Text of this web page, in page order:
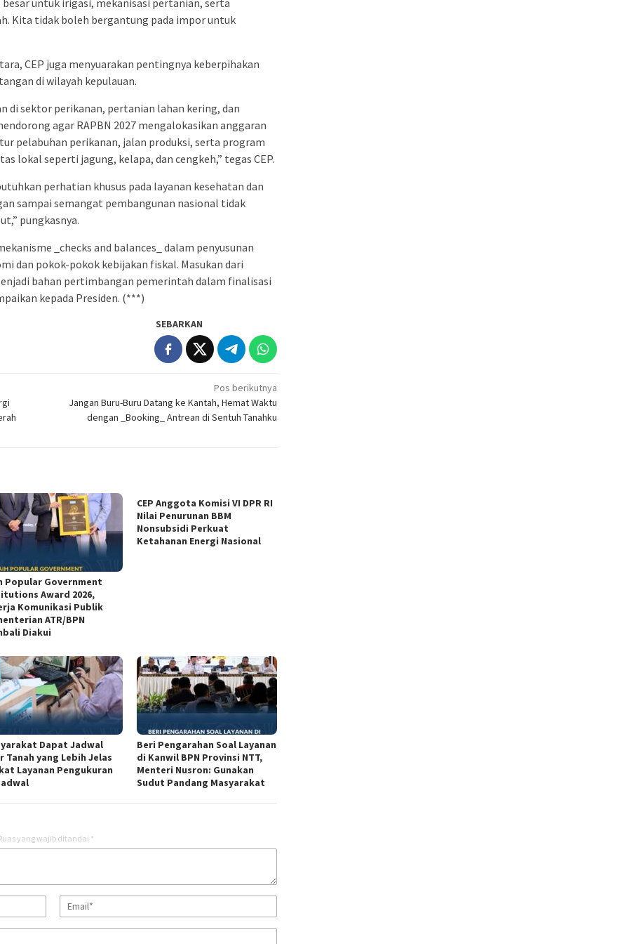
Kita tidak boleh bergantung pada impor untuk
CEP juga menyuarakan pentingnya keberpihakan
di wilayah kepulauan.
di sektor perikanan, pertanian lahan kering, dan
agar RAPBN 2027 mengalokasikan anggaran
pelabuhan perikanan, jalan produksi, serta program
lokal seperti jagung, kelapa, dan cengkeh,” tegas CEP.
perhatian khusus pada layanan kesehatan dan
sampai semangat pembangunan nasional tidak
pungkasnya.
_checks and balances_ dalam penyusunan
dan pokok-pokok kebijakan fiskal. Masukan dari
bahan pertimbangan pemerintah dalam finalisasi
kepada Presiden. (***)
SEBARKAN
Pos berikutnya
Jangan Buru-Buru Datang ke Kantah, Hemat Waktu
dengan _Booking_ Antrean di Sentuh Tanahku
Popular Government
Award 2026,
Komunikasi Publik
ATR/BPN
Diakui
CEP Anggota Komisi VI DPR RI
Nilai Penurunan BBM
Nonsubsidi Perkuat
Ketahanan Energi Nasional
Dapat Jadwal
Tanah yang Lebih Jelas
Layanan Pengukuran
Beri Pengarahan Soal Layanan
di Kanwil BPN Provinsi NTT,
Menteri Nusron: Gunakan
Sudut Pandang Masyarakat
yang wajib ditandai *